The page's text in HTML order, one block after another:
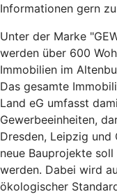
Informationen gern
Unter der Marke
werden über 600
Immobilien im
Das gesamte
Land eG umfasst
Gewerbeeinheiten,
Dresden, Leipzig
neue Bauprojekte
werden. Dabei wird
ökologischer